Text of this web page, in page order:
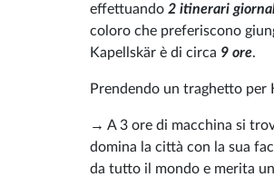
effettuando 2 itinerari
coloro che preferiscono
Kapellskär è di circa 9 ore.
Prendendo un traghetto per
→ A 3 ore di macchina si
domina la città con la sua
da tutto il mondo e merita